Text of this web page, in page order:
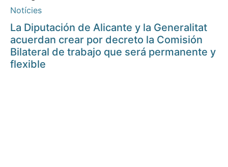
Notícies
La Diputación de Alicante y la Generalitat
acuerdan crear por decreto la Comisión
Bilateral de trabajo que será permanente y
flexible